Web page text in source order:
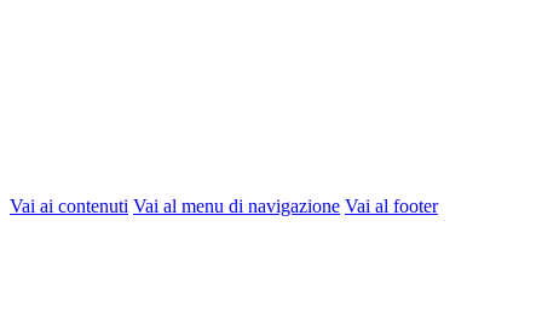
Vai ai contenuti Vai al menu di navigazione Vai al footer